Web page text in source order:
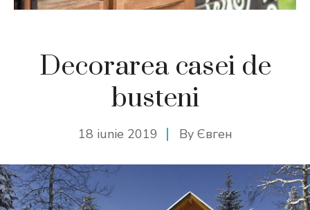
Decorarea casei de
busteni
18 iunie 2019 By Євген